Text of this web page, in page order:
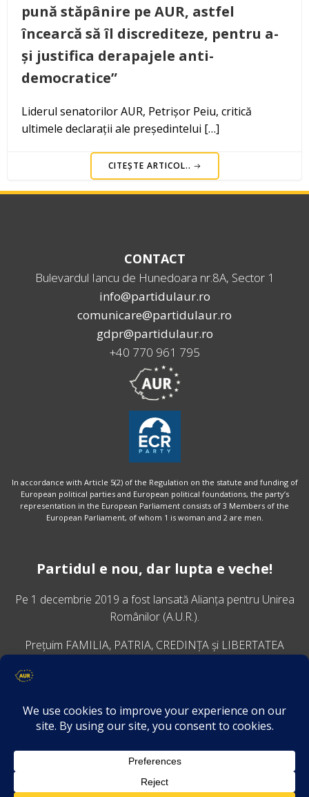
pună stăpânire pe AUR, astfel
încearcă să îl discrediteze, pentru a-
și justifica derapajele anti-
democratice”
Liderul senatorilor AUR, Petrișor Peiu, critică
ultimele declarații ale președintelui […]
CITEȘTE ARTICOL..
CONTACT
Bulevardul Iancu de Hunedoara nr.8A, Sector 1
info@partidulaur.ro
comunicare@partidulaur.ro
gdpr@partidulaur.ro
+40 770 961 795
In accordance with Article 5(2) of the Regulation on the statute and funding of
European political parties and European political foundations, the party’s
representation in the European Parliament consists of 3 Members of the
European Parliament, of whom 1 is woman and 2 are men.
Partidul e nou, dar lupta e veche!
Pe 1 decembrie 2019 a fost lansatăAlianța pentru Unirea
Românilor (A.U.R.).
Prețuim FAMILIA, PATRIA, CREDINȚA și LIBERTATEA
VINO ALĂTURI DE NOI
Descarcă aplicația Platforma AUR
Termeni și condiții de confidențialitate